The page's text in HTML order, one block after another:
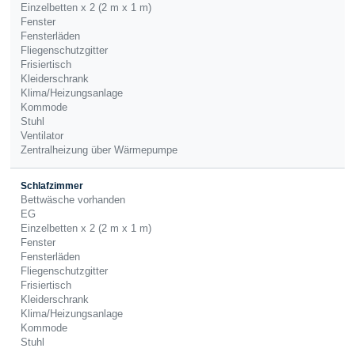
Einzelbetten x 2 (2 m x 1 m)
Fenster
Fensterläden
Fliegenschutzgitter
Frisiertisch
Kleiderschrank
Klima/Heizungsanlage
Kommode
Stuhl
Ventilator
Zentralheizung über Wärmepumpe
Schlafzimmer
Bettwäsche vorhanden
EG
Einzelbetten x 2 (2 m x 1 m)
Fenster
Fensterläden
Fliegenschutzgitter
Frisiertisch
Kleiderschrank
Klima/Heizungsanlage
Kommode
Stuhl